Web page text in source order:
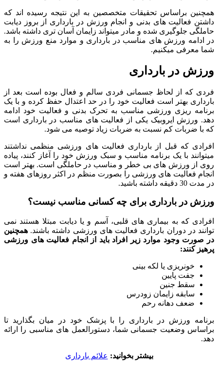
همچنین براساس تحقیقات متخصصین به این نتیجه رسیده اند که
داشتن فعالیت های بدنی و انجام ورزش در بارداری از بروز دیابت
حاملگی جلوگیری شده و مادر میتواند زایمان آسان تری داشته باشد.
در ادامه ورزش های مناسب در بارداری و موارد منع ورزش را به
شما معرفی میکنیم.
ورزش در بارداری
فردی که از لحاظ جسمانی فردی سالم و فعال بوده است بعد از
بارداری بهتر است فعالیت خود را در حد اعتدال حفظ کرده و با یک
برنامه ریزی ورزشی مناسب به تحرک بدنی و فعالیت خود ادامه
دهد. ورزش ایروبیک یکی از فعالیت های مناسب در بارداری است
که با ضربات کم نسبت به ضربات زیاد توصیه می شود.
افرادی که قبل از بارداری فعالیت های ورزشی منظمی نداشتند
میتوانند با یک برنامه مناسب و سبک ورزش خود را آغاز کنند، پیاده
روی از ورزش های بی خطر و مناسب در حاملگی است. بهتر است
انجام فعالیت های ورزشی را بصورت منظم در اکثر روزهای هفته و
در مدت 30 دقیقه داشته باشید.
ورزش در بارداری برای چه کسانی مناسب نیست؟
افرادی که به بیماری های قلبی، آسم و یا دیابت مبتلا هستند نمی
توانند در دوران بارداری فعالیت های ورزشی داشته باشند. همچنین
در صورت وجود موارد زیر افراد باید از انجام فعالیت های ورزشی
پرهیز کنند:
خونریزی یا لکه بینی
جفت پایین
سقط جنین
سابقه زایمان زودرس
ضعف دهانه رحم
برنامه ورزش در بارداری را با پزشک خود در میان بگذارید تا
براساس وضعیت جسمانی شما، دستورالعمل های مناسبی را ارائه
دهد.
بیشتر بخوانید: علائم بارداری